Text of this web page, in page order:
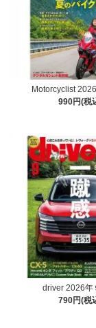
Motorcyclist
990円(税
driver 2026年
790円(税